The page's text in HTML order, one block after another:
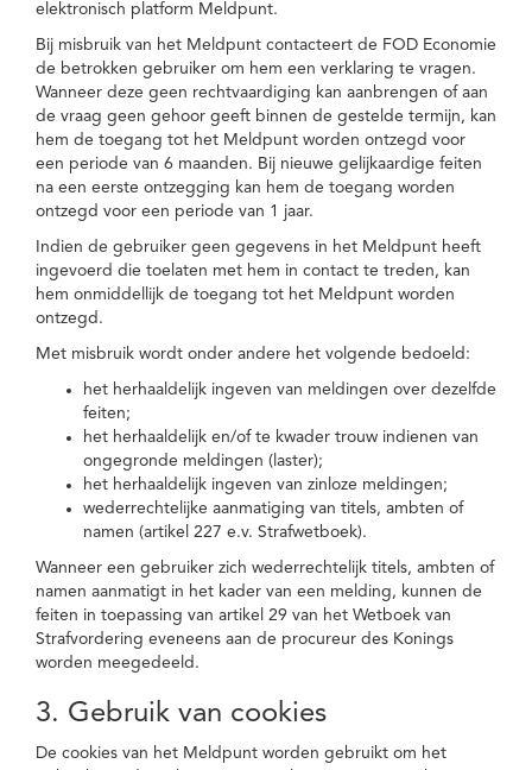
elektronisch platform Meldpunt.
Bij misbruik van het Meldpunt contacteert de FOD Economie
de betrokken gebruiker om hem een verklaring te vragen.
Wanneer deze geen rechtvaardiging kan aanbrengen of aan
de vraag geen gehoor geeft binnen de gestelde termijn, kan
hem de toegang tot het Meldpunt worden ontzegd voor
een periode van 6 maanden. Bij nieuwe gelijkaardige feiten
na een eerste ontzegging kan hem de toegang worden
ontzegd voor een periode van 1 jaar.
Indien de gebruiker geen gegevens in het Meldpunt heeft
ingevoerd die toelaten met hem in contact te treden, kan
hem onmiddellijk de toegang tot het Meldpunt worden
ontzegd.
Met misbruik wordt onder andere het volgende bedoeld:
het herhaaldelijk ingeven van meldingen over dezelfde
feiten;
het herhaaldelijk en/of te kwader trouw indienen van
ongegronde meldingen (laster);
het herhaaldelijk ingeven van zinloze meldingen;
wederrechtelijke aanmatiging van titels, ambten of
namen (artikel 227 e.v. Strafwetboek).
Wanneer een gebruiker zich wederrechtelijk titels, ambten of
namen aanmatigt in het kader van een melding, kunnen de
feiten in toepassing van artikel 29 van het Wetboek van
Strafvordering eveneens aan de procureur des Konings
worden meegedeeld.
3. Gebruik van cookies
De cookies van het Meldpunt worden gebruikt om het